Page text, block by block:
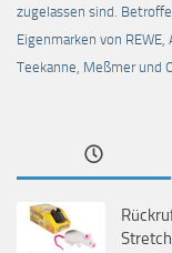
zugelassen sind.
Eigenmarken von
Teekanne, Meßmer und